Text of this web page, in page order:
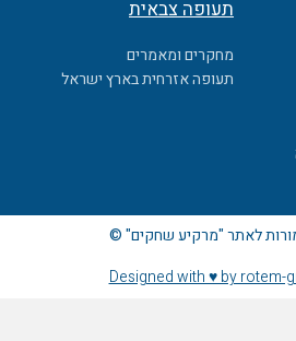
תעופה צבאית
מחקרים ומאמרים
תעופה אזרחית בארץ ישראל
לאתר "מרקיע שחקים" ©
Designed with ♥ by